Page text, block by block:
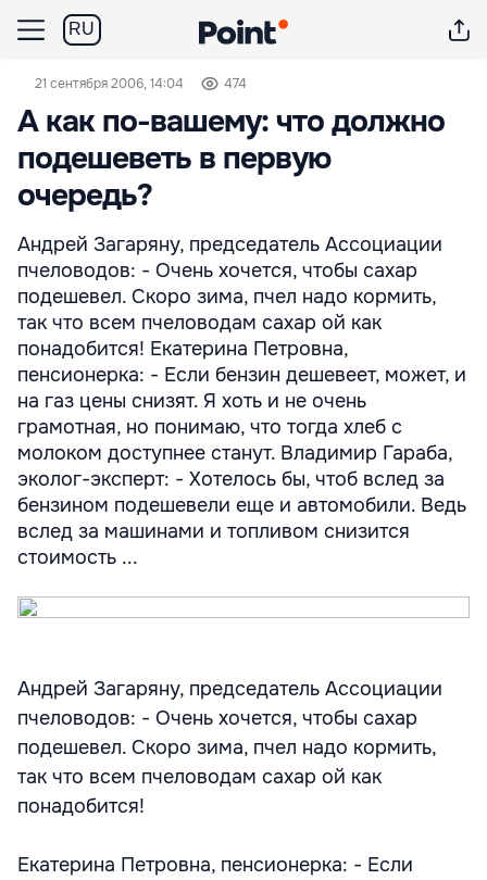
RU
21 сентября 2006, 14:04 474
А как по-вашему: что должно
подешеветь в первую
очередь?
Андрей Загаряну, председатель Ассоциации
пчеловодов: - Очень хочется, чтобы сахар
подешевел. Скоро зима, пчел надо кормить,
так что всем пчеловодам сахар ой как
понадобится! Екатерина Петровна,
пенсионерка: - Если бензин дешевеет, может, и
на газ цены снизят. Я хоть и не очень
грамотная, но понимаю, что тогда хлеб с
молоком доступнее станут. Владимир Гараба,
эколог-эксперт: - Хотелось бы, чтоб вслед за
бензином подешевели еще и автомобили. Ведь
вслед за машинами и топливом снизится
стоимость ...
Андрей Загаряну, председатель Ассоциации
пчеловодов: - Очень хочется, чтобы сахар
подешевел. Скоро зима, пчел надо кормить,
так что всем пчеловодам сахар ой как
понадобится!
Екатерина Петровна, пенсионерка: - Если